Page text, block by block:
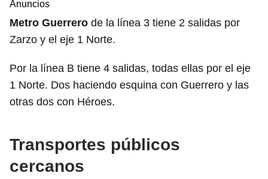
Anuncios
Metro Guerrero de la línea 3 tiene 2 salidas por
Zarzo y el eje 1 Norte.
Por la línea B tiene 4 salidas, todas ellas por el eje
1 Norte. Dos haciendo esquina con Guerrero y las
otras dos con Héroes.
Transportes públicos
cercanos